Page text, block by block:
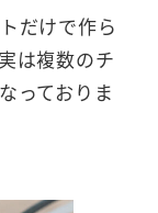
だけで作ら
は複数のチ
っておりま